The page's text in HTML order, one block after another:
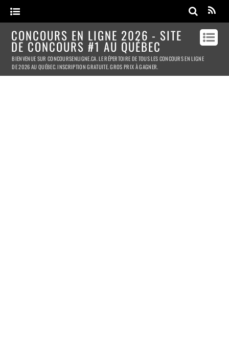
CONCOURS EN LIGNE 2026 - SITE
DE CONCOURS #1 AU QUÉBEC
BIENVENUE SUR CONCOURSENLIGNE.CA. LE RÉPERTOIRE DE TOUS LES CONCOURS EN LIGNE
DE 2026 AU QUÉBEC. INSCRIPTION GRATUITE. GROS PRIX À GAGNER.